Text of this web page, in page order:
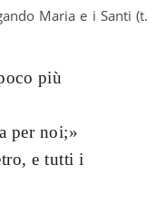
Maria e i Santi (t.
più
per noi;»
e tutti i